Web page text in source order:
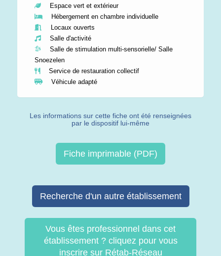
Espace vert et extérieur
Hébergement en chambre individuelle
Locaux ouverts
Salle d'activité
Salle de stimulation multi-sensorielle/ Salle
Snoezelen
Service de restauration collectif
Véhicule adapté
Les informations sur cette fiche ont été renseignées
par le dispositif lui-même
Fiche imprimable (PDF)
Recherche d'un autre établissement
Vous êtes professionnel dans cet
établissement ? cliquez pour vous
inscrire sur Rétab-Réseau